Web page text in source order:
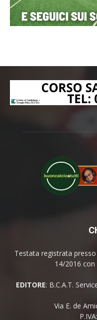
Testata registrata
14/2016
EDITORE: B.C.A.T.
Via E. de